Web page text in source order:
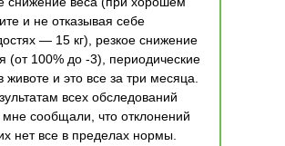
и не отказывая себе
— 15 кг), резкое снижение
(от 100% до -3), периодические
животе и это все за три месяца.
всех обследований
мне сообщали, что отклонений
нет все в пределах нормы.